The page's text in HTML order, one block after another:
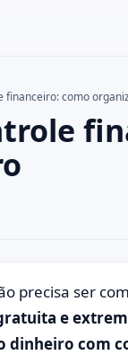
fechar.
financeiro: como
precisa ser
e
dinheiro com